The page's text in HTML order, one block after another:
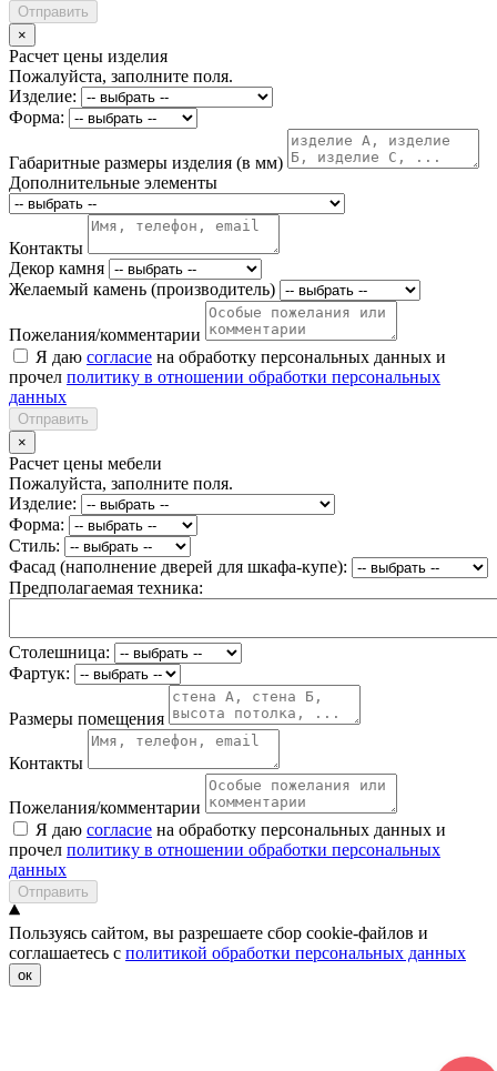
Отправить
×
Расчет цены изделия
Пожалуйста, заполните поля.
Изделие:
Форма:
Габаритные размеры изделия (в мм)
Дополнительные элементы
Контакты
Декор камня
Желаемый камень (производитель)
Пожелания/комментарии
Я даю согласие на обработку персональных данных и
прочел политику в отношении обработки персональных
данных
Отправить
×
Расчет цены мебели
Пожалуйста, заполните поля.
Изделие:
Форма:
Стиль:
Фасад (наполнение дверей для шкафа-купе):
Предполагаемая техника:
Столешница:
Фартук:
Размеры помещения
Контакты
Пожелания/комментарии
Я даю согласие на обработку персональных данных и
прочел политику в отношении обработки персональных
данных
Отправить
Пользуясь сайтом, вы разрешаете сбор cookie-файлов и
соглашаетесь с политикой обработки персональных данных
ок